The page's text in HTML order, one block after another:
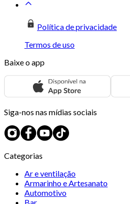
Política de privacidade
Termos de uso
Baixe o app
Siga-nos nas mídias sociais
Categorias
Ar e ventilação
Armarinho e Artesanato
Automotivo
Bar